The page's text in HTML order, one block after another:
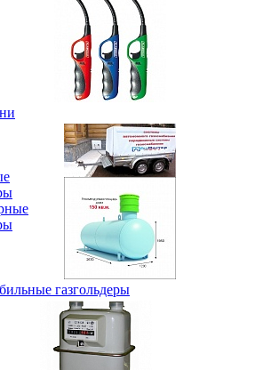
газгольдеры